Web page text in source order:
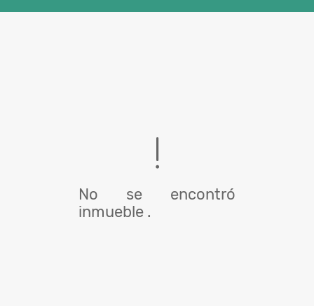
No se encontró
inmueble .